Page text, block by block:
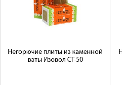
Галерея объектов
Негорючие плиты из каменной
ваты Изовол СТ-50